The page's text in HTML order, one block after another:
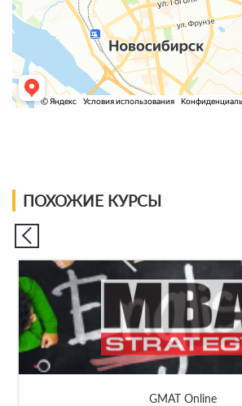
ПОХОЖИЕ КУРСЫ
GMAT Online